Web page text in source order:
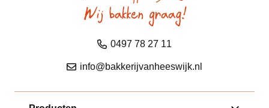
0497 78 27 11
info@bakkerijvanheeswijk.nl